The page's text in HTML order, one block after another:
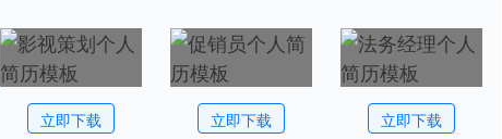
立即下载 立即下载 立即下载